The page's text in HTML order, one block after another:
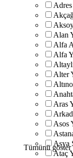
Adres
Alan
Alfa
Alfa
Alter
Aras
Asos
Asya
Ataç
Tümünü göster